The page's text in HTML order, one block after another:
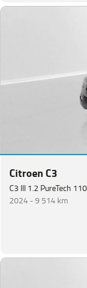
Citroen C3
C3 III 1.2 PureTech
2024 -9 514 km